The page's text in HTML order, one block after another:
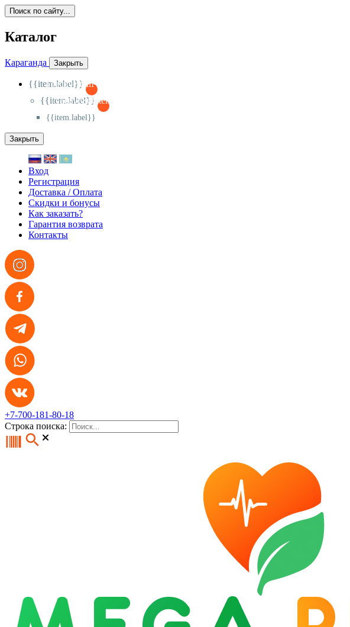
Поиск по сайту...
Каталог
Караганда Закрыть
{{item.label}}
{{activeItem==item.id?'-
{{item.label}}
{{activeSubitem==item.id?'-
{{item.label}}
Закрыть
Вход
Регистрация
Доставка / Оплата
Скидки и бонусы
Как заказать?
Гарантия возврата
Контакты
+7-700-181-80-18
Строка поиска: